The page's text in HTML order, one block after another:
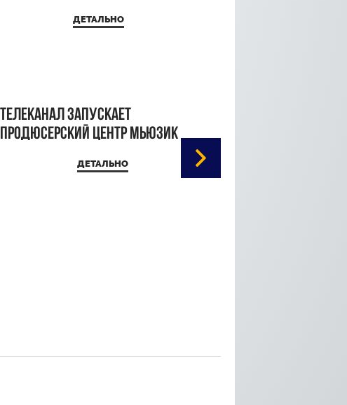
ДЕТАЛЬНО
Телеканал запускает
продюсерский центр Мьюзик
ДЕТАЛЬНО